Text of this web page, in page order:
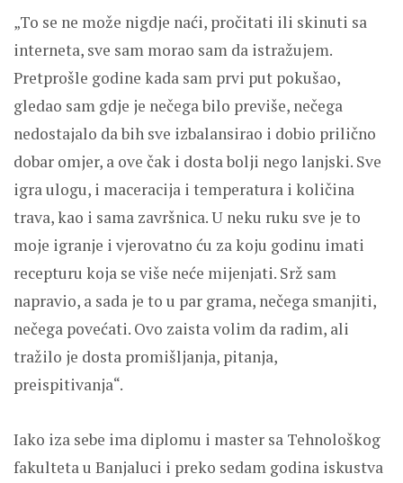
„To se ne može nigdje naći, pročitati ili skinuti sa
interneta, sve sam morao sam da istražujem.
Pretprošle godine kada sam prvi put pokušao,
gledao sam gdje je nečega bilo previše, nečega
nedostajalo da bih sve izbalansirao i dobio prilično
dobar omjer, a ove čak i dosta bolji nego lanjski. Sve
igra ulogu, i maceracija i temperatura i količina
trava, kao i sama završnica. U neku ruku sve je to
moje igranje i vjerovatno ću za koju godinu imati
recepturu koja se više neće mijenjati. Srž sam
napravio, a sada je to u par grama, nečega smanjiti,
nečega povećati. Ovo zaista volim da radim, ali
tražilo je dosta promišljanja, pitanja,
preispitivanja“.
Iako iza sebe ima diplomu i master sa Tehnološkog
fakulteta u Banjaluci i preko sedam godina iskustva